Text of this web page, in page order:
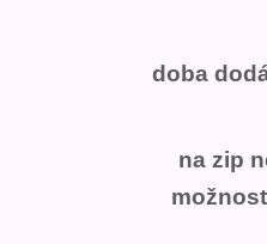
doba
na zip